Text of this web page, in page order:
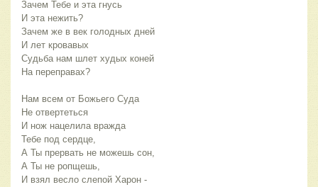
Зачем Тебе и эта гнусь
И эта нежить?
Зачем же в век голодных дней
И лет кровавых
Судьба нам шлет худых коней
На переправах?
Нам всем от Божьего Суда
Не отвертеться
И нож нацелила вражда
Тебе под сердце,
А Ты прервать не можешь сон,
А Ты не ропщешь,
И взял весло слепой Харон -